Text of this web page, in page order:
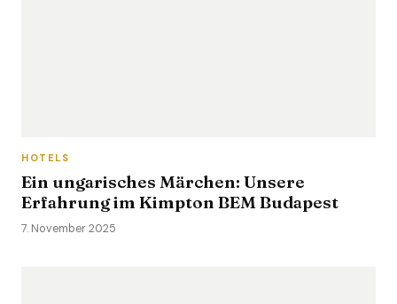
HOTELS
Ein ungarisches Märchen: Unsere
Erfahrung im Kimpton BEM Budapest
7. November 2025